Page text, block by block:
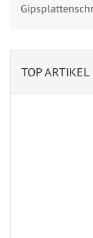
TOP ARTIKEL